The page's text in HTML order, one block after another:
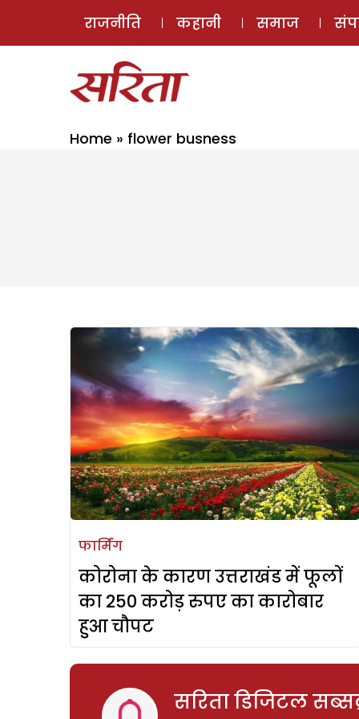
राजनीति कहानी समाज
Home » flower busness
फार्मिंग
कोरोना के कारण उत्तराखंड में फूलों
का 250 करोड़ रुपए का कारोबार
हुआ चौपट
सरिता डिजिटल